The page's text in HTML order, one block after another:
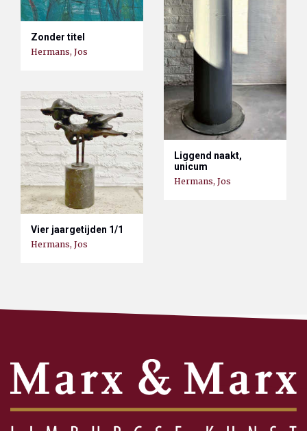
Liggend naakt,
unicum
Hermans, Jos
Zonder titel
Hermans, Jos
Vier jaargetijden 1/1
Hermans, Jos